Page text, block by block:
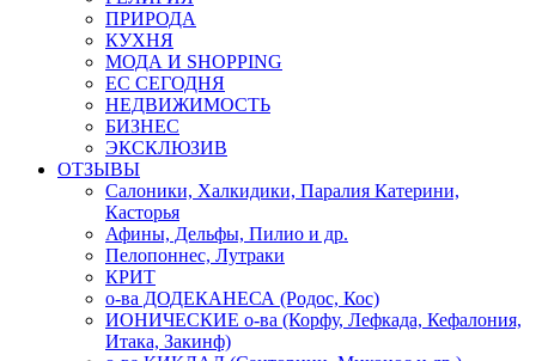
ПРИРОДА
КУХНЯ
МОДА И SHOPPING
ЕС СЕГОДНЯ
НЕДВИЖИМОСТЬ
БИЗНЕС
ЭКСКЛЮЗИВ
ОТЗЫВЫ
Салоники, Халкидики, Паралия Катерини,
Касторья
Афины, Дельфы, Пилио и др.
Пелопоннес, Лутраки
КРИТ
о-ва ДОДЕКАНЕСА (Родос, Кос)
ИОНИЧЕСКИЕ о-ва (Корфу, Лефкада, Кефалония,
Итака, Закинф)